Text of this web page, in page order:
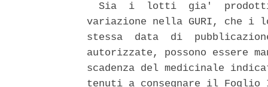
Sia  i  lotti  gia'
variazione nella GURI, che
stessa  data  di
autorizzate, possono essere
scadenza del medicinale
tenuti a consegnare il